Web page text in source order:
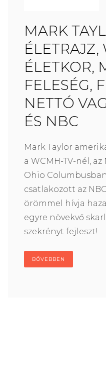
MARK
ÉLETRAJZ,
ÉLETKOR,
FELESÉG,
NETTÓ
ÉS NBC
Mark Taylor
a WCMH-TV-nél,
Ohio
csatlakozott az
örömmel hívja
egyre növekvő
szekrényt fejleszt!
BŐVEBBEN